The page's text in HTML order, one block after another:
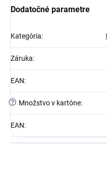
Dodatočné parametre
Kategória:
Záruka:
EAN:
? Množstvo v kartóne:
EAN: